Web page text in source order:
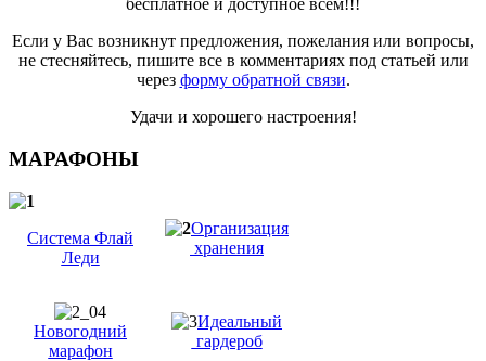
бесплатное и доступное всем!!!
Если у Вас возникнут предложения, пожелания или вопросы,
не стесняйтесь, пишите все в комментариях под статьей или
через форму обратной связи.
Удачи и хорошего настроения!
МАРАФОНЫ
Система Флай
Леди
Организация
хранения
Новогодний
марафон
Идеальный
гардероб